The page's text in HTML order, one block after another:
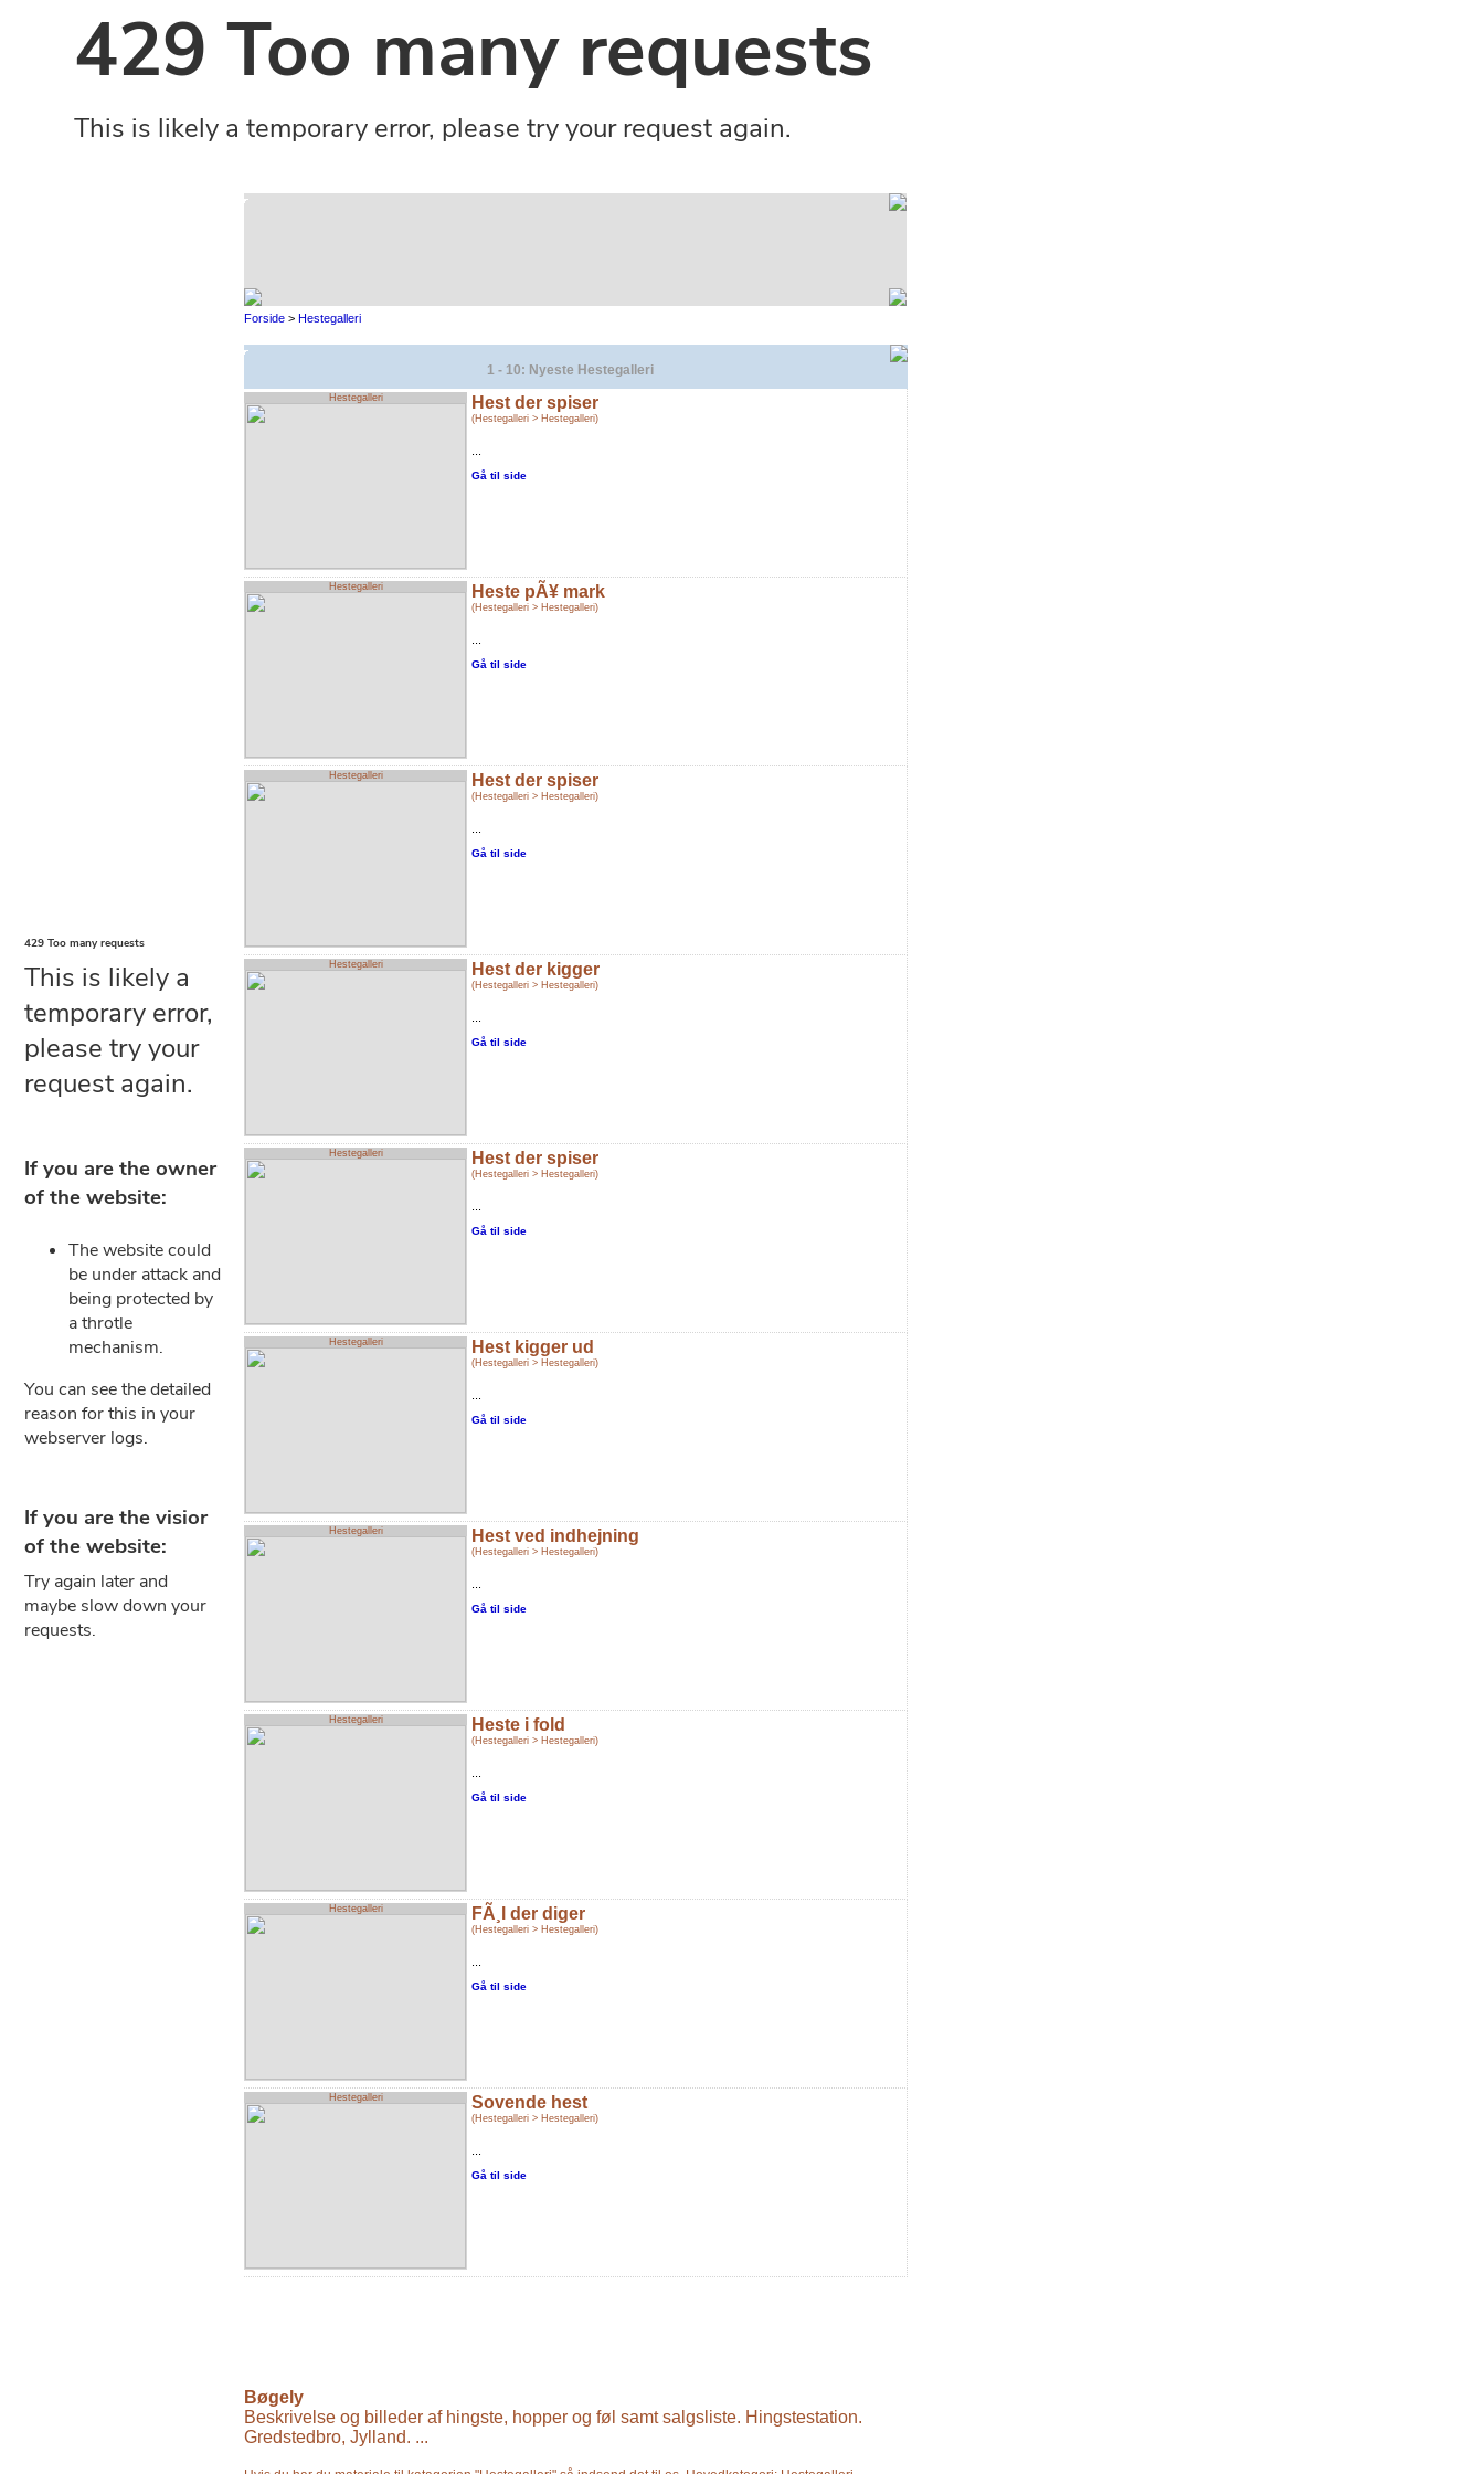
Forside > Hestegalleri
1 - 10: Nyeste Hestegalleri
Hestegalleri Hest der spiser
(Hestegalleri > Hestegalleri)
Gå til side
Hestegalleri Heste pÃ¥ mark
(Hestegalleri > Hestegalleri)
Gå til side
Hestegalleri Hest der spiser
(Hestegalleri > Hestegalleri)
Gå til side
Hestegalleri Hest der kigger
(Hestegalleri > Hestegalleri)
Gå til side
Hestegalleri Hest der spiser
(Hestegalleri > Hestegalleri)
Gå til side
Hestegalleri Hest kigger ud
(Hestegalleri > Hestegalleri)
Gå til side
Hestegalleri Hest ved indhejning
(Hestegalleri > Hestegalleri)
Gå til side
Hestegalleri Heste i fold
(Hestegalleri > Hestegalleri)
Gå til side
Hestegalleri FÃ¸l der diger
(Hestegalleri > Hestegalleri)
Gå til side
Hestegalleri Sovende hest
(Hestegalleri > Hestegalleri)
Gå til side
Bøgely
Beskrivelse og billeder af hingste, hopper og føl samt salgsliste. Hingstestation.
Gredstedbro, Jylland. ...